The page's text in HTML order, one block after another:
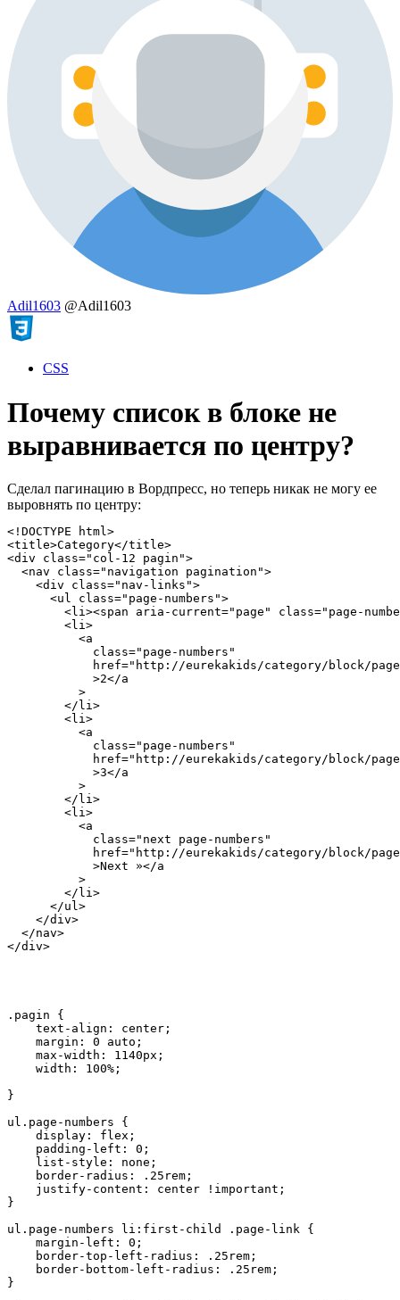
Adil1603 @Adil1603
CSS
Почему список в блоке не
выравнивается по центру?
Сделал пагинацию в Вордпресс, но теперь никак не могу ее
выровнять по центру:
<!DOCTYPE html>
<title>Category</title>
<div class="col-12 pagin">
  <nav class="navigation pagination">
    <div class="nav-links">
      <ul class="page-numbers">
<li><span aria-current="page" class="page-
        <li>
          <a
            class="page-numbers"
href="http://eurekakids/category/block/
            >2</a
          >
        </li>
        <li>
          <a
            class="page-numbers"
href="http://eurekakids/category/block/
            >3</a
          >
        </li>
        <li>
          <a
            class="next page-numbers"
href="http://eurekakids/category/block/
            >Next »</a
          >
        </li>
      </ul>
    </div>
  </nav>
</div>
.pagin {
    text-align: center;
    margin: 0 auto;
    max-width: 1140px;
    width: 100%;
}
ul.page-numbers {
    display: flex;
    padding-left: 0;
    list-style: none;
    border-radius: .25rem;
    justify-content: center !important;
}
ul.page-numbers li:first-child .page-link {
    margin-left: 0;
    border-top-left-radius: .25rem;
    border-bottom-left-radius: .25rem;
}